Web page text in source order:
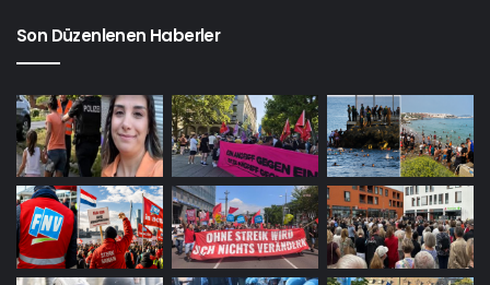
Son Düzenlenen Haberler